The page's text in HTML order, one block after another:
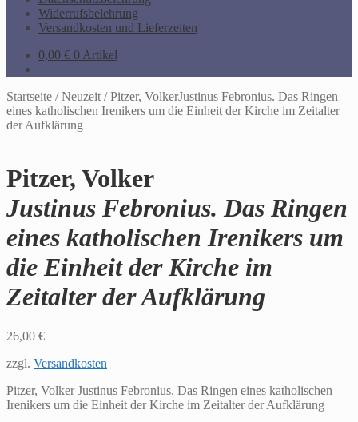
Widerrufsbelehrung
Versandkosten und Lieferzeiten
0,00 € 0 Artikel
Startseite /Neuzeit /Pitzer, VolkerJustinus Febronius. Das Ringen
eines katholischen Irenikers um die Einheit der Kirche im Zeitalter
der Aufklärung
Pitzer, Volker
Justinus Febronius. Das Ringen
eines katholischen Irenikers um
die Einheit der Kirche im
Zeitalter der Aufklärung
26,00 €
zzgl. Versandkosten
Pitzer, Volker Justinus Febronius. Das Ringen eines katholischen
Irenikers um die Einheit der Kirche im Zeitalter der Aufklärung